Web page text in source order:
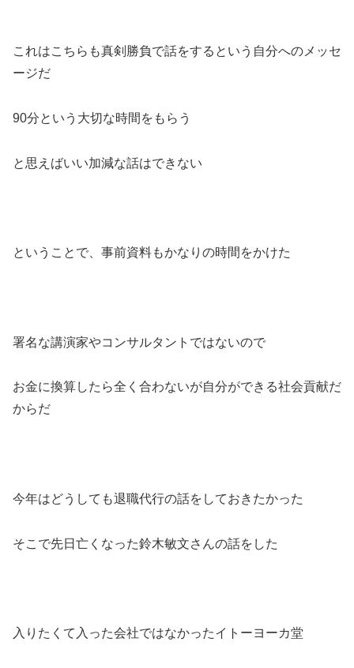
これはこちらも真剣勝負で話をするという自分へのメッセ
ージだ
90分という大切な時間をもらう
と思えばいい加減な話はできない
ということで、事前資料もかなりの時間をかけた
署名な講演家やコンサルタントではないので
お金に換算したら全く合わないが自分ができる社会貢献だ
からだ
今年はどうしても退職代行の話をしておきたかった
そこで先日亡くなった鈴木敏文さんの話をした
入りたくて入った会社ではなかったイトーヨーカ堂